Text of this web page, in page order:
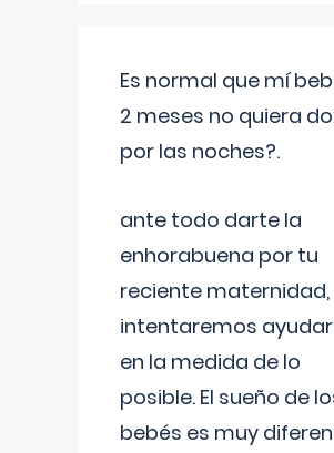
Es normal que mí
2 meses no quiera
por las noches?.
ante todo darte la
enhorabuena por tu
reciente maternidad,
intentaremos
en la medida de lo
posible. El sueño de
bebés es muy